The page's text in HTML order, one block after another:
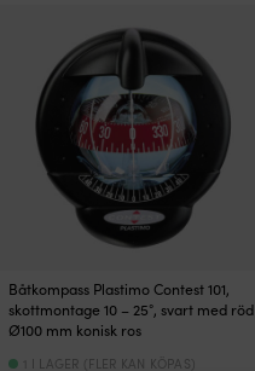
var:
319 kr.
är:
289 kr.
Båtkompass Plastimo Contest 101,
skottmontage 10 – 25°, svart med röd
Ø100 mm konisk ros
1 I LAGER (FLER KAN KÖPAS)